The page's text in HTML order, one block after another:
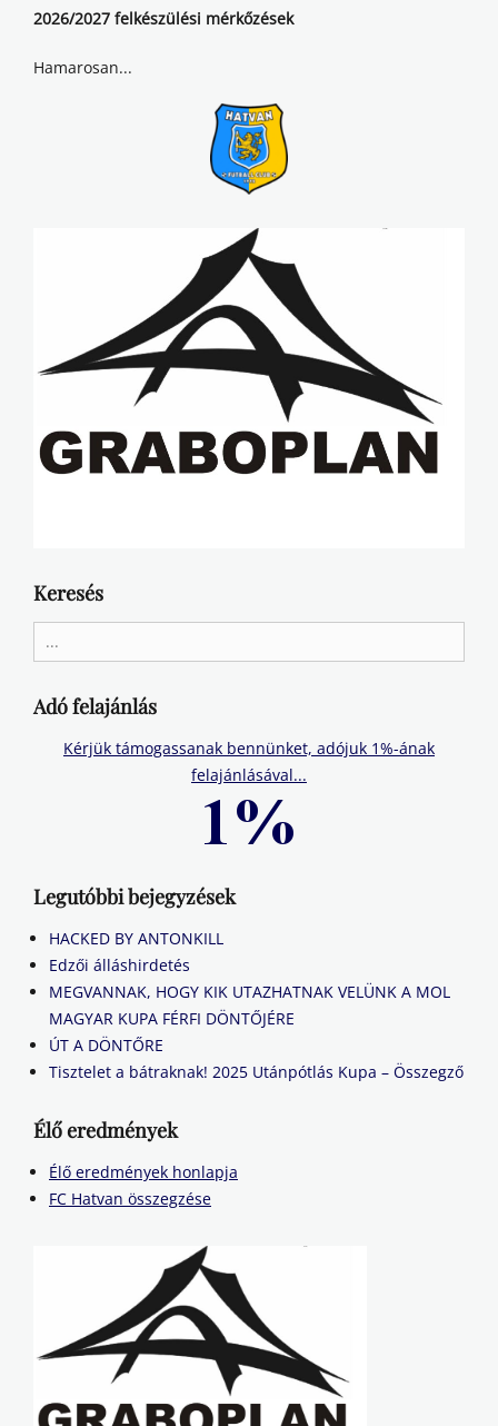
2026/2027 felkészülési mérkőzések
Hamarosan...
Keresés
for:
Adó felajánlás
Kérjük támogassanak bennünket, adójuk 1%-ának
felajánlásával...
Legutóbbi bejegyzések
HACKED BY ANTONKILL
Edzői álláshirdetés
MEGVANNAK, HOGY KIK UTAZHATNAK VELÜNK A MOL
MAGYAR KUPA FÉRFI DÖNTŐJÉRE
ÚT A DÖNTŐRE
Tisztelet a bátraknak! 2025 Utánpótlás Kupa – Összegző
Élő eredmények
Élő eredmények honlapja
FC Hatvan összegzése